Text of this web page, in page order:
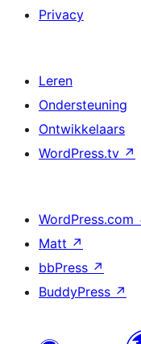
Privacy
Leren
Ondersteuning
Ontwikkelaars
WordPress.tv ↗
WordPress.com
Matt ↗
bbPress ↗
BuddyPress ↗